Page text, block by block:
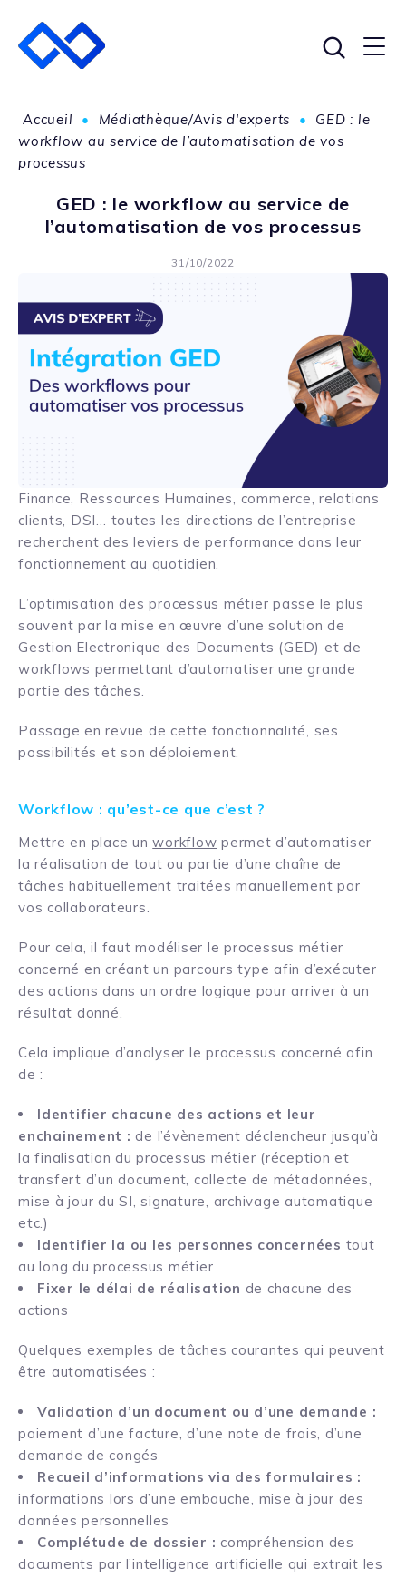
Accueil • Médiathèque/Avis d'experts •
GED : le
workflow au service de l’automatisation de vos
processus
GED : le workflow au service de
l’automatisation de vos processus
31/10/2022
Finance, Ressources Humaines, commerce, relations
clients, DSI… toutes les directions de l’entreprise
recherchent des leviers de performance dans leur
fonctionnement au quotidien.
L’optimisation des processus métier passe le plus
souvent par la mise en œuvre d’une solution de
Gestion Electronique des Documents (GED) et de
workflows permettant d’automatiser une grande
partie des tâches.
Passage en revue de cette fonctionnalité, ses
possibilités et son déploiement.
Workflow : qu’est-ce que c’est ?
Mettre en place unworkflow permet d’automatiser
la réalisation de tout ou partie d’une chaîne de
tâches habituellement traitées manuellement par
vos collaborateurs.
Pour cela, il faut modéliser le processus métier
concerné en créant un parcours type afin d’exécuter
des actions dans un ordre logique pour arriver à un
résultat donné.
Cela implique d’analyser le processus concerné afin
de :
Identifier chacune des actions et leur
enchainement : de l’évènement déclencheur jusqu’à
la finalisation du processus métier (réception et
transfert d’un document, collecte de métadonnées,
mise à jour du SI, signature, archivage automatique
etc.)
Identifier la ou les personnes concernées tout
au long du processus métier
Fixer le délai de réalisation de chacune des
actions
Quelques exemples de tâches courantes qui peuvent
être automatisées :
Validation d’un document ou d’une demande :
paiement d’une facture, d’une note de frais, d’une
demande de congés
Recueil d’informations via des formulaires :
informations lors d’une embauche, mise à jour des
données personnelles
Complétude de dossier : compréhension des
documents par l’intelligence artificielle qui extrait les